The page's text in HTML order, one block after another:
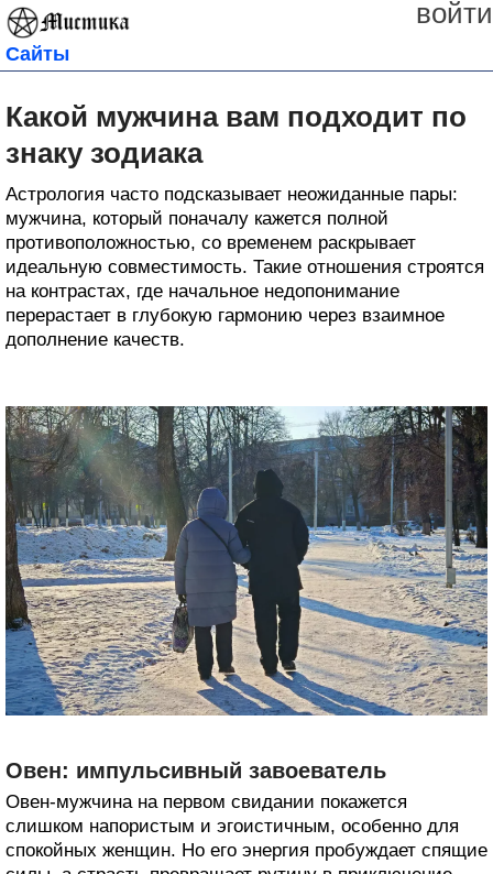
войти
Сайты
Какой мужчина вам подходит по
знаку зодиака
Астрология часто подсказывает неожиданные пары:
мужчина, который поначалу кажется полной
противоположностью, со временем раскрывает
идеальную совместимость. Такие отношения строятся
на контрастах, где начальное недопонимание
перерастает в глубокую гармонию через взаимное
дополнение качеств.
Овен: импульсивный завоеватель
Овен-мужчина на первом свидании покажется
слишком напористым и эгоистичным, особенно для
спокойных женщин. Но его энергия пробуждает спящие